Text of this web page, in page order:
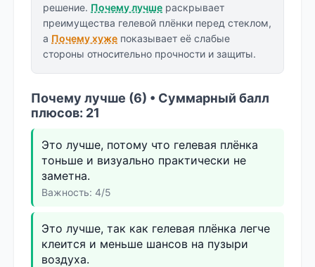
решение. Почему лучше раскрывает
преимущества гелевой плёнки перед стеклом,
а Почему хуже показывает её слабые
стороны относительно прочности и защиты.
Почему лучше (6) • Суммарный балл
плюсов: 21
Это лучше, потому что гелевая плёнка
тоньше и визуально практически не
заметна.
Важность: 4/5
Это лучше, так как гелевая плёнка легче
клеится и меньше шансов на пузыри
воздуха.